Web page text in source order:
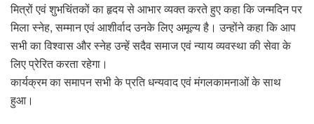
मित्रों एवं शुभचिंतकों का हृदय से आभार व्यक्त करते हुए कहा कि जन्मदिन पर
मिला स्नेह, सम्मान एवं आशीर्वाद उनके लिए अमूल्य है। उन्होंने कहा कि आप
सभी का विश्वास और स्नेह उन्हें सदैव समाज एवं न्याय व्यवस्था की सेवा के
लिए प्रेरित करता रहेगा।
कार्यक्रम का समापन सभी के प्रति धन्यवाद एवं मंगलकामनाओं के साथ
हुआ।